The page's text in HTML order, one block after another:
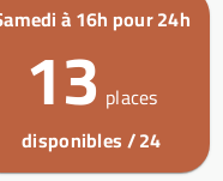
à 16h pour 24h
13 places
disponibles / 24